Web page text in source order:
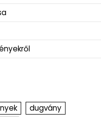
dugvány